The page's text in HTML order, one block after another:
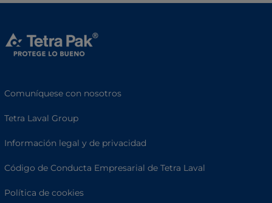
Comuníquese con nosotros
Tetra Laval Group
Información legal y de privacidad
Código de Conducta Empresarial de Tetra Laval
Política de cookies